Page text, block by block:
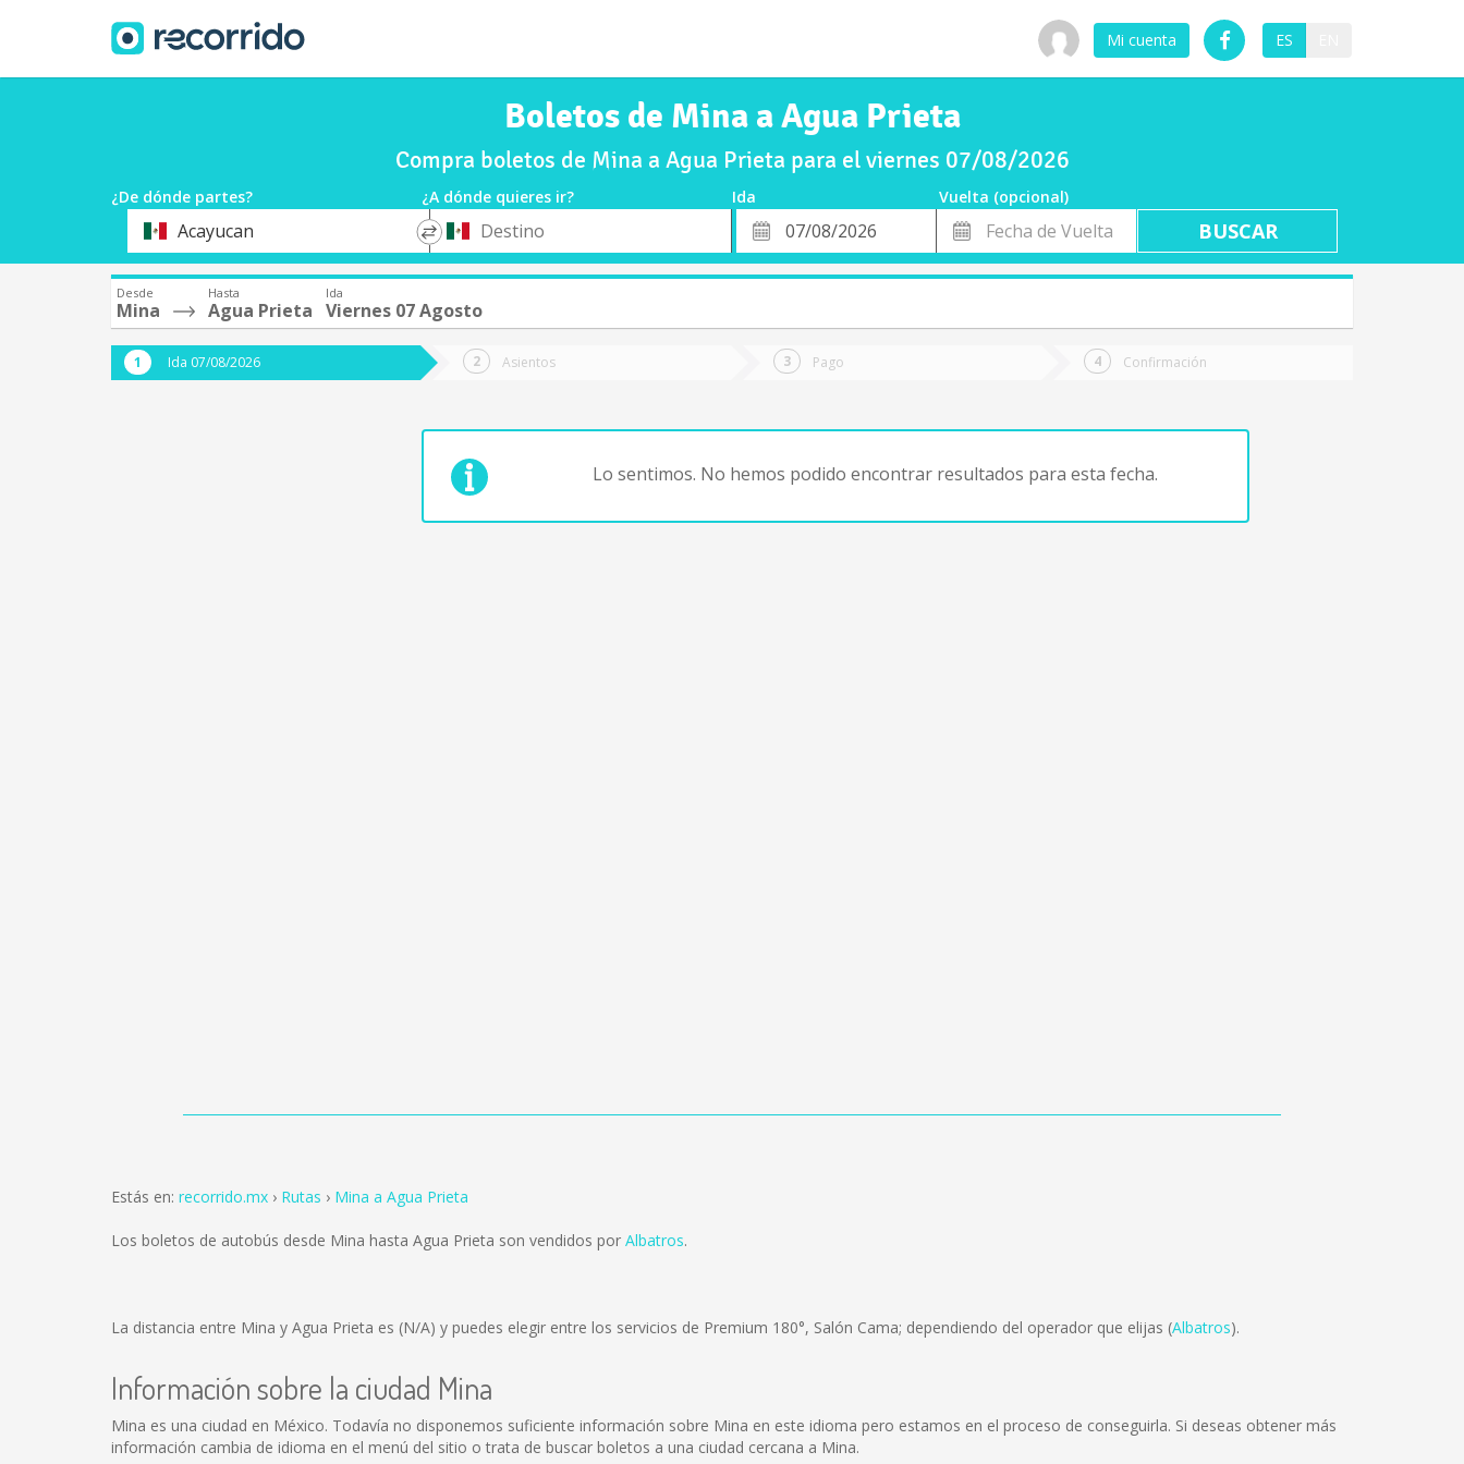
Mi cuenta ES
Boletos de Mina a Agua Prieta
Compra boletos de Mina a Agua Prieta para el viernes 07/08/2026
¿De dónde partes? ¿A dónde quieres ir? Ida
Vuelta (opcional)
OrigenAcayucan
*
Destino
Fecha
de
Fecha
de
Vuelta
Desde
Mina
Hasta
Agua Prieta
Ida
Viernes 07 Agosto
Ida 07/08/2026 Asientos Pago Confirmación
Lo sentimos. No hemos podido encontrar resultados para esta fecha.
Estás en: recorrido.mx Rutas Mina a Agua Prieta
Los boletos de autobús desde Mina hasta Agua Prieta son vendidos por Albatros.
La distancia entre Mina y Agua Prieta es (N/A) y puedes elegir entre los servicios de Premium 180°, Salón Cama; dependiendo del operador que elijas (Albatros).
Información sobre la ciudad Mina
Mina es una ciudad en México. Todavía no disponemos suficiente información sobre Mina en este idioma pero estamos en el proceso de conseguirla. Si deseas obtener más
información cambia de idioma en el menú del sitio o trata de buscar boletos a una ciudad cercana a Mina.